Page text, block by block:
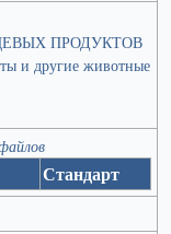
ПРОДУКТОВ
и другие животные
Стандарт